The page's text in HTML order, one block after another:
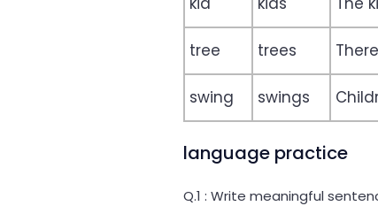
tree trees
swing swings
language practice
Q.1 : Write meaningful